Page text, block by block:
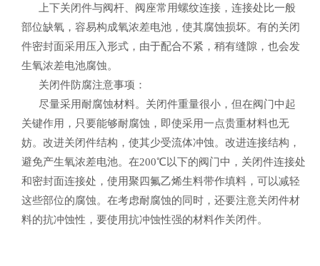
上下关闭件与阀杆、阀座常用螺纹连接，连接处比一般
部位缺氧，容易构成氧浓差电池，使其腐蚀损坏。有的关闭
件密封面采用压入形式，由于配合不紧，稍有缝隙，也会发
生氧浓差电池腐蚀。
关闭件防腐注意事项：
尽量采用耐腐蚀材料。关闭件重量很小，但在阀门中起
关键作用，只要能够耐腐蚀，即使采用一点贵重材料也无
妨。改进关闭件结构，使其少受流体冲蚀。改进连接结构，
避免产生氧浓差电池。在200℃以下的阀门中，关闭件连接处
和密封面连接处，使用聚四氟乙烯生料带作填料，可以减轻
这些部位的腐蚀。在考虑耐腐蚀的同时，还要注意关闭件材
料的抗冲蚀性，要使用抗冲蚀性强的材料作关闭件。